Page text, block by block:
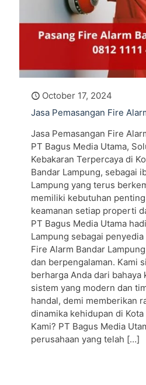
October 17, 2024
Jasa Pemasangan Fire
Jasa Pemasangan Fire
PT Bagus Media Utama,
Kebakaran Terpercaya di
Bandar Lampung, sebagai
Lampung yang terus
memiliki kebutuhan
keamanan setiap properti
PT Bagus Media Utama
Lampung sebagai penyedia
Fire Alarm Bandar
dan berpengalaman. Kami
berharga Anda dari bahaya
sistem yang modern dan
handal, demi memberikan
dinamika kehidupan di
Kami? PT Bagus Media
perusahaan yang telah […]